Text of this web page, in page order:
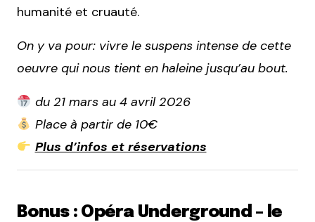
humanité et cruauté.
On y va pour: vivre le suspens intense de cette
oeuvre qui nous tient en haleine jusqu’au bout.
du 21 mars au 4 avril 2026
Place à partir de 10€
Plus d’infos et réservations
Bonus : Opéra Underground – le